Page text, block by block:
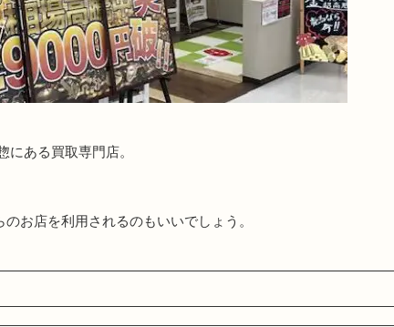
にある買取専門店。
お店を利用されるのもいいでしょう。